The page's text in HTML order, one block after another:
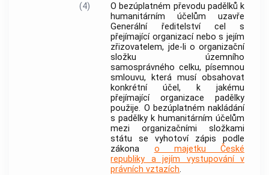
(4)
O bezúplatném převodu padělků k
humanitárním účelům uzavře
Generální ředitelství cel s
přejímající organizací nebo s jejím
zřizovatelem, jde-li o organizační
složku územního
samosprávného celku, písemnou
smlouvu, která musí obsahovat
konkrétní účel, k jakému
přejímající organizace padělky
použije. O bezúplatném nakládání
s padělky k humanitárním účelům
mezi organizačními složkami
státu se vyhotoví zápis podle
zákona o majetku České
republiky a jejím vystupování v
právních vztazích.